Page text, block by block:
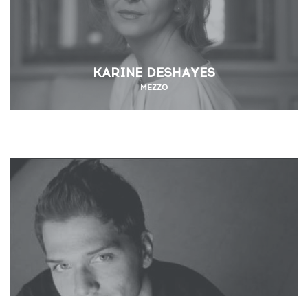
KARINE DESHAYES
MEZZO